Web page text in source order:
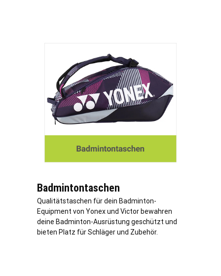
Badmintontaschen
Qualitätstaschen für dein Badminton-
Equipment von Yonex und Victor bewahren
deine Badminton-Ausrüstung geschützt und
bieten Platz für Schläger und Zubehör.